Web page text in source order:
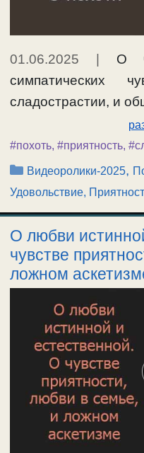
01.06.2025 | О
симпатических
сладострастии, и
#похоть, #приятность,
Рубрики
Видеоролики-2025,
Удовольствие,
О любви
чувстве
ложном